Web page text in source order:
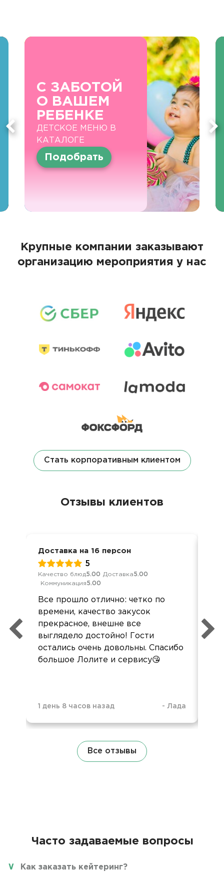
С ЗАБОТОЙ
О ВАШЕМ
РЕБЕНКЕ
ДЕТСКОЕ МЕНЮ В
КАТАЛОГЕ
Подобрать
Крупные компании заказывают
организацию мероприятия у нас
Стать корпоративным клиентом
Отзывы клиентов
Доставка на 16 персон
5
Качество блюд5.00 Доставка5.00
Коммуникация5.00
Все прошло отлично: четко по
времени, качество закусок
прекрасное, внешне все
выглядело достойно! Гости
остались очень довольны. Спасибо
большое Лолите и сервису😘
1 день 8 часов назад - Лада
Все отзывы
Часто задаваемые вопросы
Как заказать кейтеринг?